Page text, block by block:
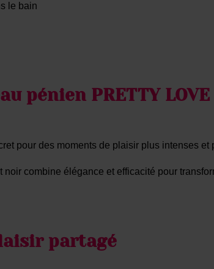
le bain
pénien PRETTY
pour des moments de plaisir plus intenses et
combine élégance et efficacité pour
partagé